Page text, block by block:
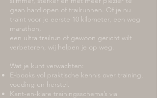
gaan hardlopen of trailrunnen. Of je nu
traint voor je eerste 10 kilometer, een weg
marathon,
een ultra trailrun of gewoon gericht wilt
verbeteren, wij helpen je op weg.
Wat je kunt verwachten:
E-books vol praktische kennis over training,
voeding en herstel.
Kant-en-klare trainingsschema’s via